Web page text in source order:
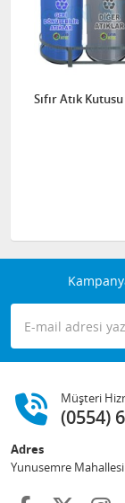
Sıfır Atık Kutusu
Müşteri
(0554)
Adres
Yunusemre